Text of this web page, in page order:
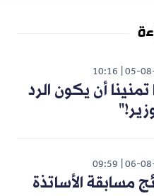
05-
10:16
أن يكون الرد
06-
09:59
مسابقة الأساتذة